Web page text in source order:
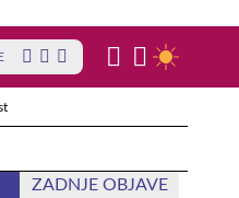
ZADNJE OBJAVE